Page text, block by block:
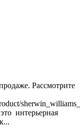
Рассмотрите
интерьерная